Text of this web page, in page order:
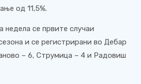
од 11,5%.
недела се првите случаи
и се регистрирани во Дебар
– 6, Струмица – 4 и Радовиш